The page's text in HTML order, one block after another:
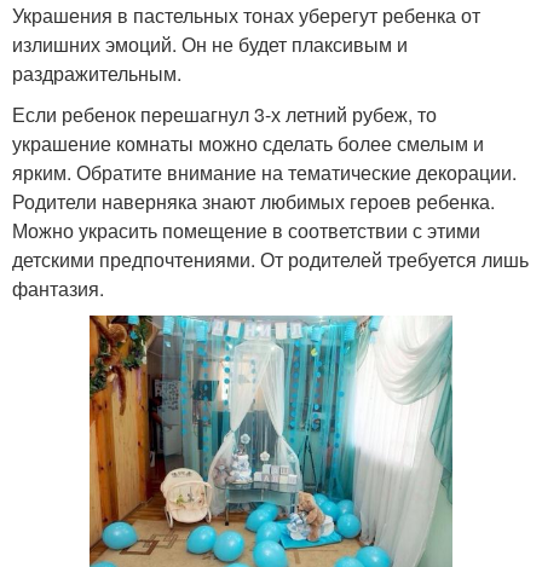
Украшения в пастельных тонах уберегут ребенка от
излишних эмоций. Он не будет плаксивым и
раздражительным.
Если ребенок перешагнул 3-х летний рубеж, то
украшение комнаты можно сделать более смелым и
ярким. Обратите внимание на тематические декорации.
Родители наверняка знают любимых героев ребенка.
Можно украсить помещение в соответствии с этими
детскими предпочтениями. От родителей требуется лишь
фантазия.